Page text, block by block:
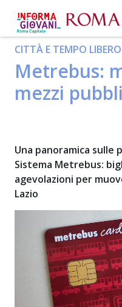
CITTÀ E TEMPO LIBERO
Metrebus:
mezzi
Una panoramica sulle
Sistema Metrebus:
agevolazioni per
Lazio